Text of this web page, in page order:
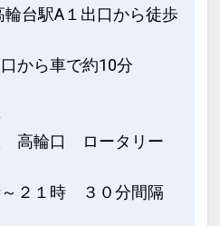
台駅A１出口から徒歩
から車で約10分
高輪口 ロータリー
２１時 ３０分間隔